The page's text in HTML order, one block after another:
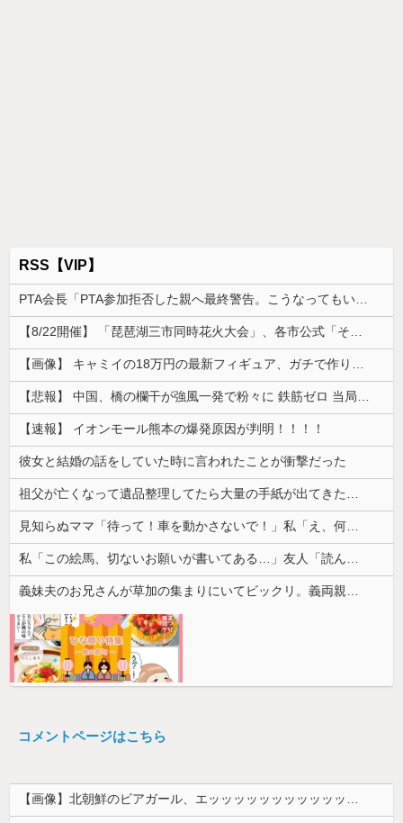
RSS【VIP】
【速報】 イオンモール熊本の爆発原因が判明！！！！
彼女と結婚の話をしていた時に言われたことが衝撃だった
コメントページはこちら
【画像】北朝鮮のビアガール、エッッッッッッッッッッッッッッッッッ！